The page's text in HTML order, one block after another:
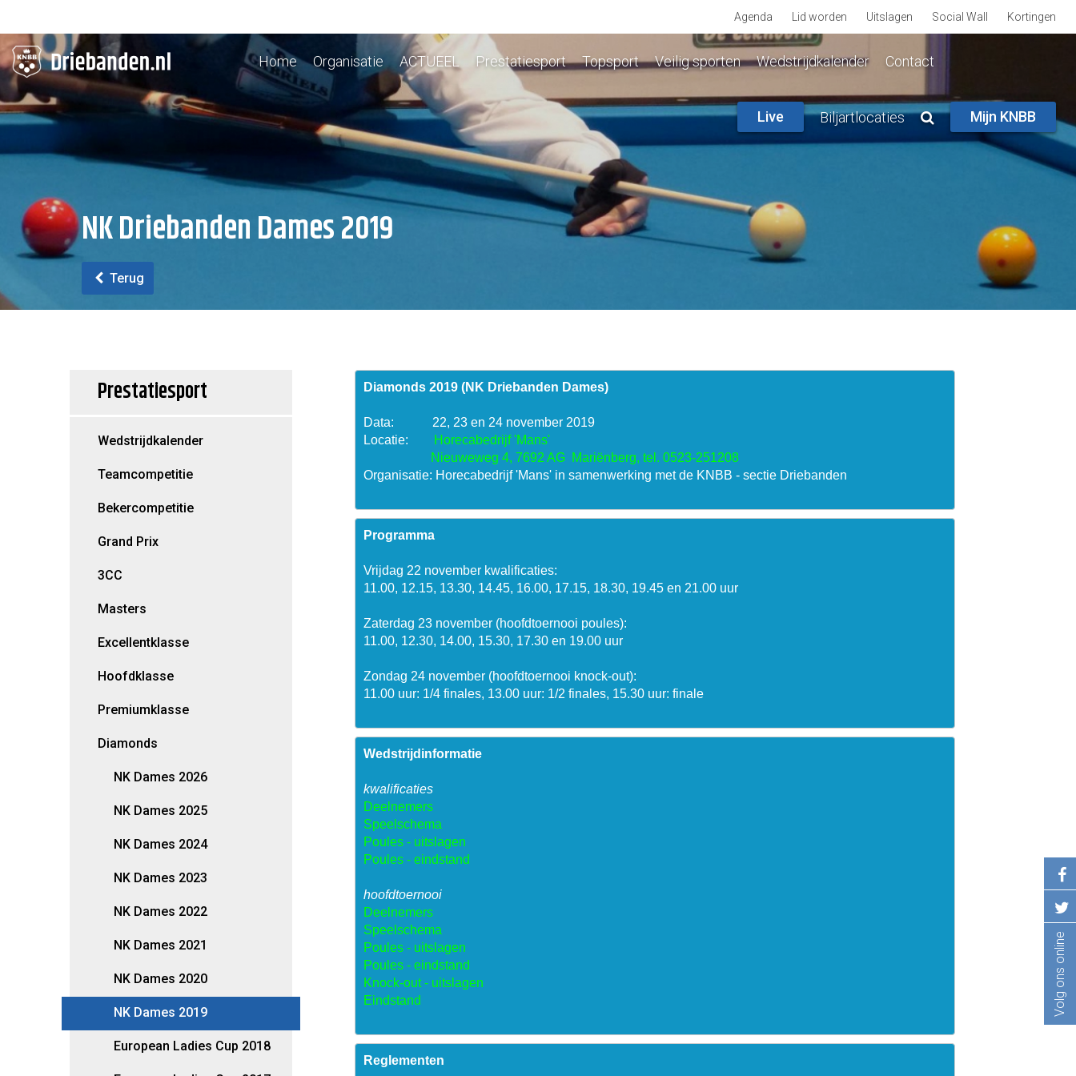
Agenda Lid worden Uitslagen Social Wall Kortingen
Home Organisatie ACTUEEL Prestatiesport Topsport Veilig sporten Wedstrijdkalender Contact
Live Biljartlocaties Mijn KNBB
NK Driebanden Dames 2019
Terug
Prestatiesport
Wedstrijdkalender
Teamcompetitie
Bekercompetitie
Grand Prix
3CC
Masters
Excellentklasse
Hoofdklasse
Premiumklasse
Diamonds
NK Dames 2026
NK Dames 2025
NK Dames 2024
NK Dames 2023
NK Dames 2022
NK Dames 2021
NK Dames 2020
NK Dames 2019
European Ladies Cup 2018
Diamonds 2019 (NK Driebanden Dames)
Data:            22, 23 en 24 november 2019
Locatie:
Horecabedrijf 'Mans'
                     Nieuweweg 4, 7692 AG  Mariënberg, tel. 0523-251208
Organisatie: Horecabedrijf 'Mans' in samenwerking met de KNBB - sectie Driebanden
Programma
Vrijdag 22 november kwalificaties:
11.00, 12.15, 13.30, 14.45, 16.00, 17.15, 18.30, 19.45 en 21.00 uur
Zaterdag 23 november (hoofdtoernooi poules):
11.00, 12.30, 14.00, 15.30, 17.30 en 19.00 uur
Zondag 24 november (hoofdtoernooi knock-out):
11.00 uur: 1/4 finales, 13.00 uur: 1/2 finales, 15.30 uur: finale
Wedstrijdinformatie
kwalificaties
Deelnemers
Speelschema
Poules - uitslagen
Poules - eindstand
hoofdtoernooi
Deelnemers
Speelschema
Poules - uitslagen
Poules - eindstand
Knock-out - uitslagen
Eindstand
Reglementen
Volg ons online